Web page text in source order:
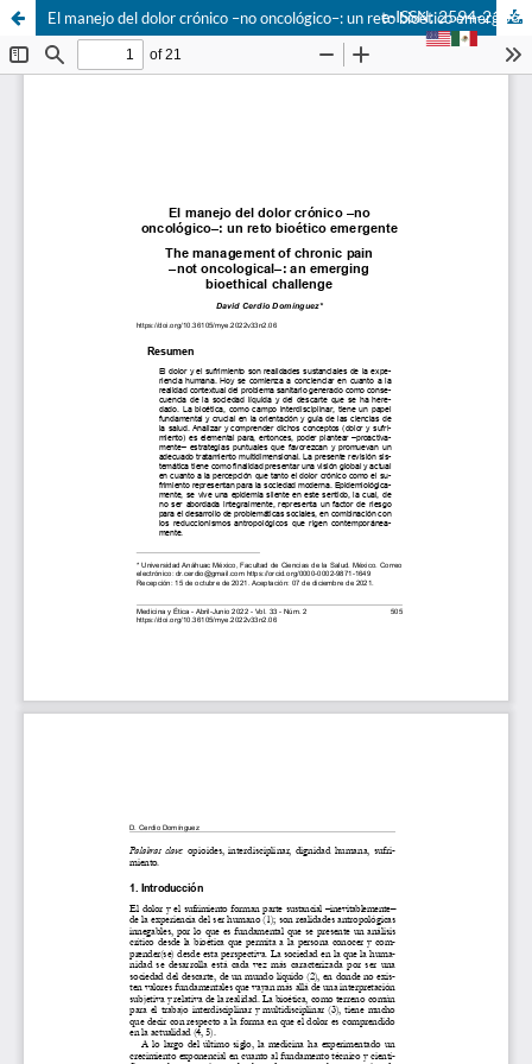
El manejo del dolor crónico –no oncológico–: un reto bioético emergente
e-ISSN: 2594-2166